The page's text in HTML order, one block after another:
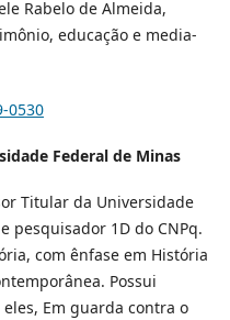
Rabelo de Almeida,
educação e media-
0530
Federal de Minas
Titular da Universidade
pesquisador 1D do CNPq.
com ênfase em História
Possui
Em guarda contra o